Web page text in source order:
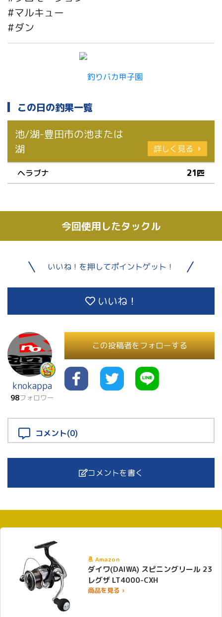
#マルキュー
#ダン
この日の釣果一覧
池/湖-豊田市の池または
湖
詳しく見る
ヘラブナ 21匹
今回使用したタックル
いいね！を押してポイントゲット！
いいね！
knokappa
98フォロワー
この投稿者をフォローする
コメント(0)
コメントを書く
Amazon
ダイワ(DAIWA) スピニングリール 23
レグザ LT4000-CXH
商品を見る ›